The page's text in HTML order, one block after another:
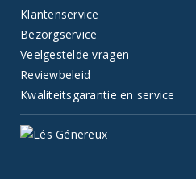
Klantenservice
Bezorgservice
Veelgestelde vragen
Reviewbeleid
Kwaliteitsgarantie en service